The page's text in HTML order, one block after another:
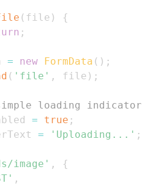
( file )
{
;
= new FormData ( ) ;
( 'file' , file ) ;
loading indicator
= true ;
= 'Uploading...' ;
image' ,
{
,